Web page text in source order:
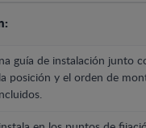
guía de instalación junto
posición y el orden de